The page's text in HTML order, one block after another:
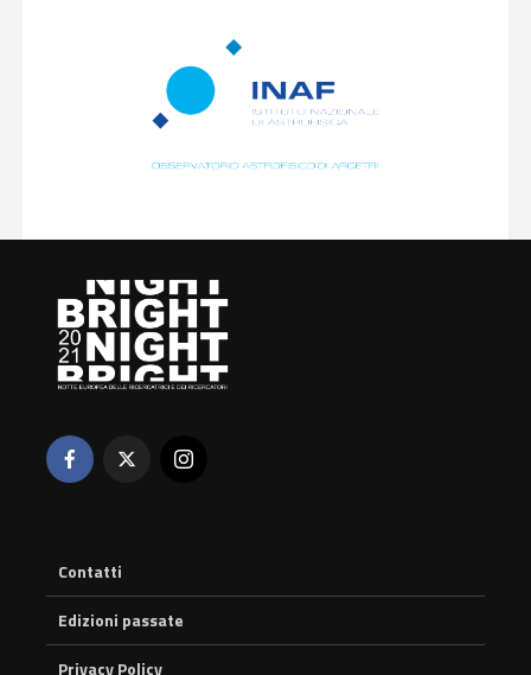
Contatti
Edizioni passate
Privacy Policy